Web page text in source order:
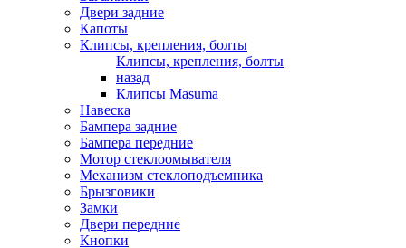
Двери задние
Капоты
Клипсы, крепления, болты
Клипсы, крепления, болты
назад
Клипсы Masuma
Навеска
Бампера задние
Бампера передние
Мотор стеклоомывателя
Механизм стеклоподъемника
Брызговики
Замки
Двери передние
Кнопки